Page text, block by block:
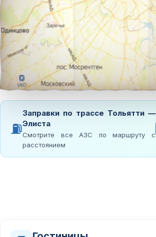
⛽
Заправки по трассе Тольятти —
Элиста
Смотрите все АЗС по маршруту с
расстоянием